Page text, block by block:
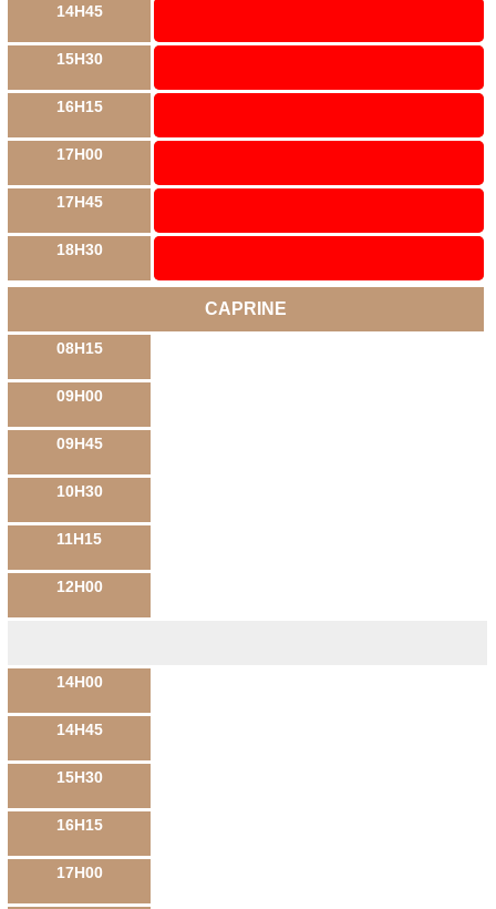
14H45
15H30
16H15
17H00
17H45
18H30
CAPRINE
08H15
09H00
09H45
10H30
11H15
12H00
14H00
14H45
15H30
16H15
17H00